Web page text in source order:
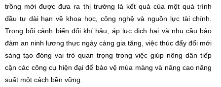
trồng mới được đưa ra thị trường là kết quả của một quá trình
đầu tư dài hạn về khoa học, công nghệ và nguồn lực tài chính.
Trong bối cảnh biến đổi khí hậu, áp lực dịch hại và nhu cầu bảo
đảm an ninh lương thực ngày càng gia tăng, việc thúc đẩy đổi mới
sáng tạo đóng vai trò quan trọng trong việc giúp nông dân tiếp
cận các công cụ hiện đại để bảo vệ mùa màng và nâng cao năng
suất một cách bền vững.